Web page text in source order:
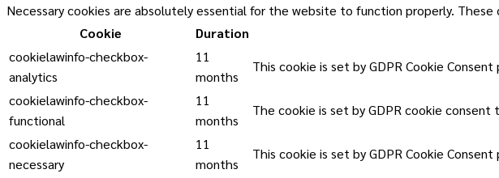
Necessary cookies are absolutely essential for the website to function properly.
Cookie
Duration
cookielawinfo-checkbox-
analytics
11
months
This cookie is set by GDPR Cookie
cookielawinfo-checkbox-
functional
11
months
The cookie is set by GDPR cookie
cookielawinfo-checkbox-
necessary
11
months
This cookie is set by GDPR Cookie